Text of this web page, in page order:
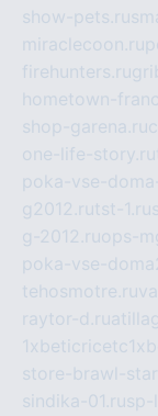
show-pets.ru
miraclecoon.ru
firehunters.ru
hometown-
shop-garena.ru
one-life-story.ru
poka-vse-
g2012.rutst-1.ru
g-2012.ruops-
poka-vse-
tehosmotre.ru
raytor-d.ru
store-brawl-
sindika-01.rusp-